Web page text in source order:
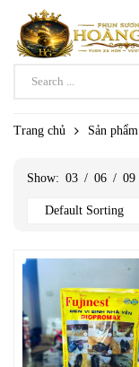
Trang chủ Sản phẩm
Show: 03 / 06 / 09